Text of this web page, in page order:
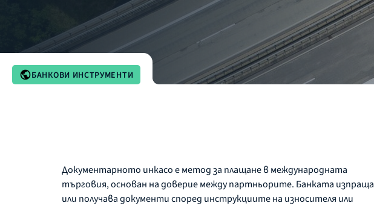
БАНКОВИ ИНСТРУМЕНТИ
Документарното инкасо е метод за плащане в международната
търговия, основан на доверие между партньорите. Банката изпраща
или получава документи според инструкциите на износителя или